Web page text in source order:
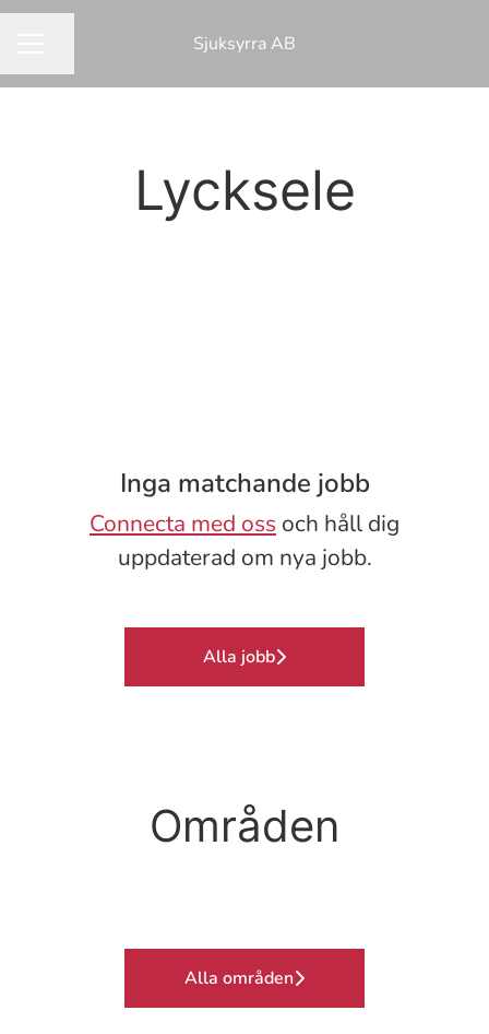
Sjuksyrra AB
Lycksele
Inga matchande jobb
Connecta med oss och håll dig
uppdaterad om nya jobb.
Alla jobb
Områden
Alla områden